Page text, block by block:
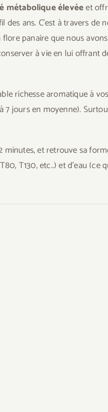
métabolique élevéeet
ans. C’est à travers de
panaire que nous
à vie en lui offrant
richesse aromatique à
7 jours en moyenne).
minutes, et retrouve sa
T130, etc..) et d’eau (ce